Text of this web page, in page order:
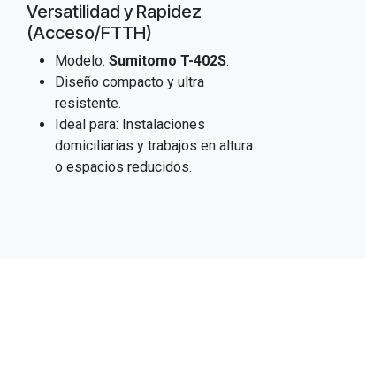
Versatilidad y Rapidez
(Acceso/FTTH)
Modelo: Sumitomo T-402S.
Diseño compacto y ultra
resistente.
Ideal para: Instalaciones
domiciliarias y trabajos en altura
o espacios reducidos.